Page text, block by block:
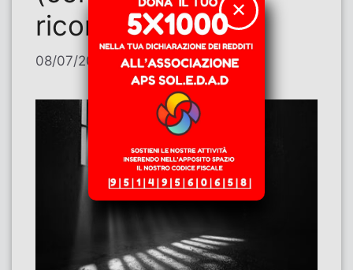
ricordarlo!)
08/07/2026 diContributi
✕